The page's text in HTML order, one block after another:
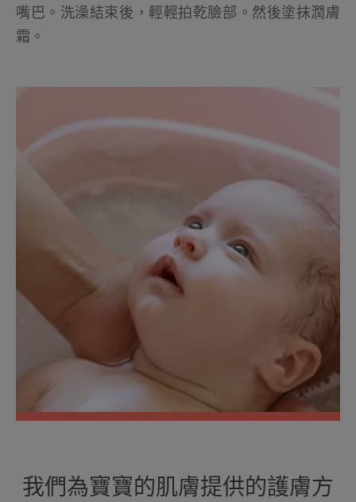
嘴巴。洗澡結束後，輕輕拍乾臉部。然後塗抹潤膚
霜。
我們為寶寶的肌膚提供的護膚方